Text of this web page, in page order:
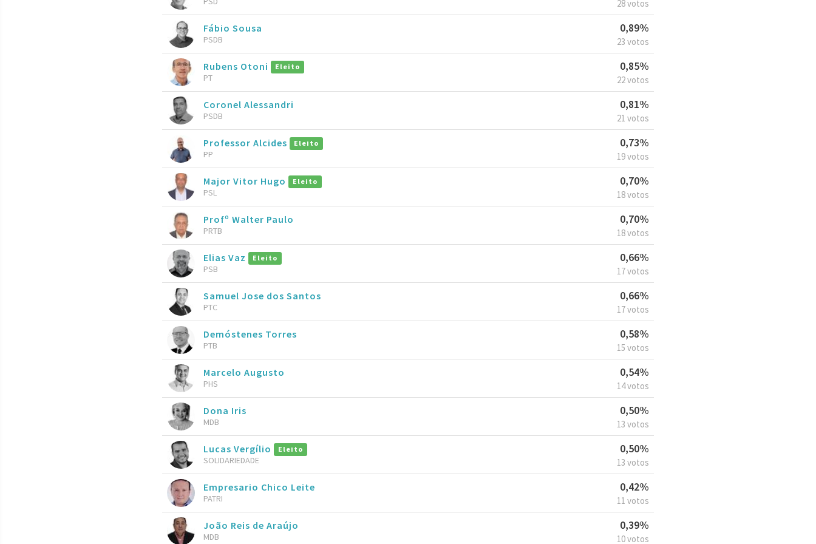
28 votos
Fábio Sousa
PSDB
0,89%
23 votos
Rubens Otoni Eleito
PT
0,85%
22 votos
Coronel Alessandri
PSDB
0,81%
21 votos
Professor Alcides Eleito
PP
0,73%
19 votos
Major Vitor Hugo Eleito
PSL
0,70%
18 votos
Profº Walter Paulo
PRTB
0,70%
18 votos
Elias Vaz Eleito
PSB
0,66%
17 votos
Samuel Jose dos Santos
PTC
0,66%
17 votos
Demóstenes Torres
PTB
0,58%
15 votos
Marcelo Augusto
PHS
0,54%
14 votos
Dona Iris
MDB
0,50%
13 votos
Lucas Vergílio Eleito
SOLIDARIEDADE
0,50%
13 votos
Empresario Chico Leite
PATRI
0,42%
11 votos
João Reis de Araújo
MDB
0,39%
10 votos